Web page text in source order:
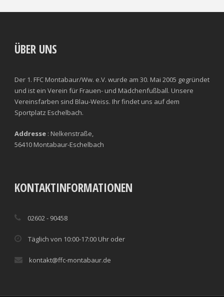
ÜBER UNS
Der 1. FFC Montabaur/Ww. e.V. wurde am 30. Mai 2005 gegründet
und ist ein Verein für Frauen- und Mädchenfußball. Unsere
Vereinsfarben sind Blau-Weiss. Ihr findet uns auf dem
Sportplatz Eschelbach.
Addresse : Nelkenstraße,
56410 Montabaur-Eschelbach
KONTAKTINFORMATIONEN
02602 - 90458
Täglich von 10:00-17:00 Uhr oder
kontakt@ffc-montabaur.de